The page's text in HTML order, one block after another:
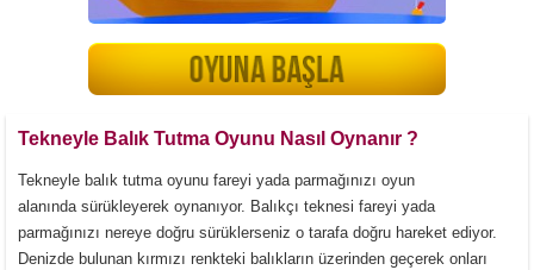
Tekneyle Balık Tutma Oyunu Nasıl Oynanır ?
Tekneyle balık tutma oyunu fareyi yada parmağınızı oyun
alanında sürükleyerek oynanıyor. Balıkçı teknesi fareyi yada
parmağınızı nereye doğru sürüklerseniz o tarafa doğru hareket ediyor.
Denizde bulunan kırmızı renkteki balıkların üzerinden geçerek onları